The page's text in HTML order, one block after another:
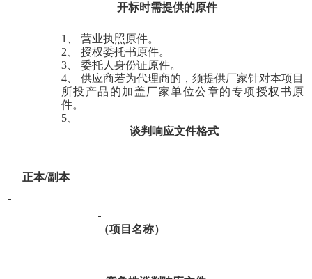
开标时需提供的原件
1、 营业执照原件。
2、 授权委托书原件。
3、 委托人身份证原件。
4、 供应商若为代理商的，须提供厂家针对本项目
所投产品的加盖厂家单位公章的专项授权书原
件。
5、
谈判响应文件格式
正本/副本
（项目名称）